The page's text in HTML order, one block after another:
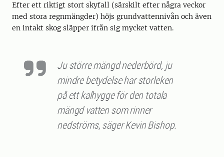
Efter ett riktigt stort skyfall (särskilt efter några veckor
med stora regnmängder) höjs grundvattennivån och även
en intakt skog släpper ifrån sig mycket vatten.
Ju större mängd nederbörd, ju
mindre betydelse har storleken
på ett kalhygge för den totala
mängd vatten som rinner
nedströms, säger Kevin Bishop.